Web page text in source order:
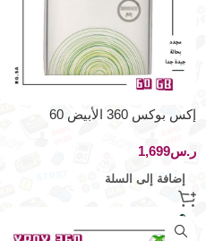
إكس بوكس 360 الأبيض 60
ر.س
إضافة إلى السلة